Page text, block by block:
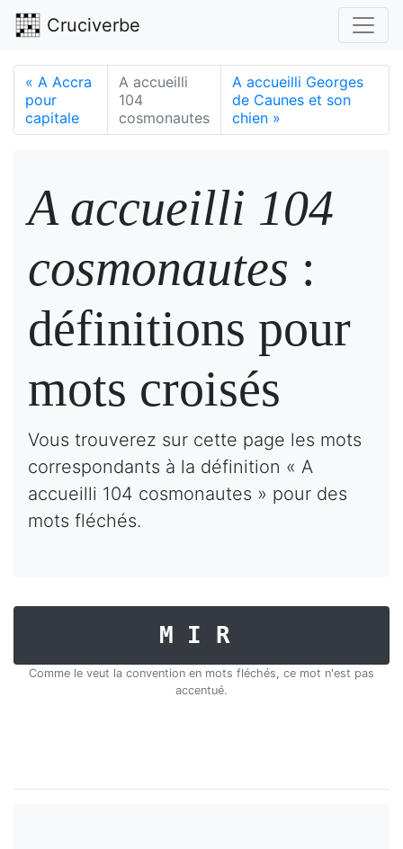
Cruciverbe
« A Accra
pour
capitale
A accueilli
104
cosmonautes
A accueilli Georges
de Caunes et son
chien »
A accueilli 104
cosmonautes :
définitions pour
mots croisés
Vous trouverez sur cette page les mots
correspondants à la définition « A
accueilli 104 cosmonautes » pour des
mots fléchés.
MIR
Comme le veut la convention en mots fléchés, ce mot n'est pas
accentué.